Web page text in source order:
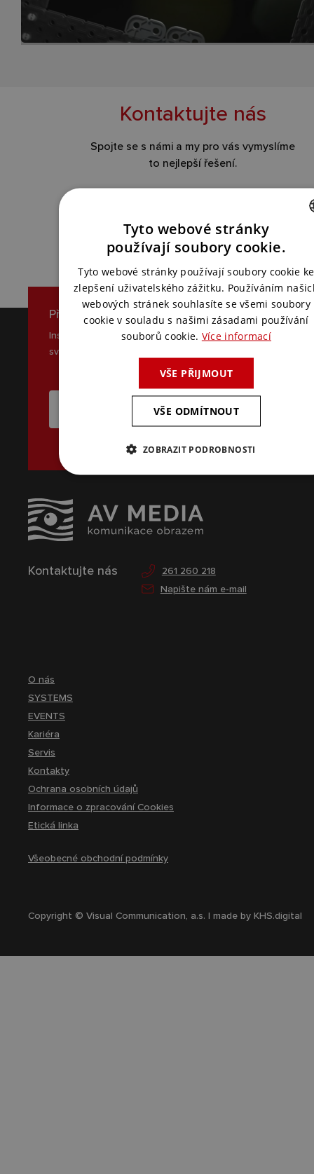
Kontaktujte nás
Spojte se s námi a my pro vás vymyslíme
to nejlepší řešení.
Kontaktujte nás
261 260 218
Napište nám e-mail
Přihlaste se k odběru novinek
Inspirace, novinky a zajímavé tipy ze
světa AV komunikace
CHCI ODEBÍRAT NOVINKY
O nás
SYSTEMS
EVENTS
Kariéra
Servis
Kontakty
Ochrana osobních údajů
Informace o zpracování Cookies
Etická linka
Všeobecné obchodní podmínky
Copyright © Visual Communication, a.s. | made byKHS.digital
ENGLISH
Tyto webové stránky
používají soubory cookie.
Tyto webové stránky používají soubory cookie ke
zlepšení uživatelského zážitku. Používáním
webových stránek souhlasíte se všemi soubory
cookie v souladu s našimi zásadami používání
souborů cookie. Více informací
VŠE PŘIJMOUT
VŠE ODMÍTNOUT
ZOBRAZIT PODROBNOSTI